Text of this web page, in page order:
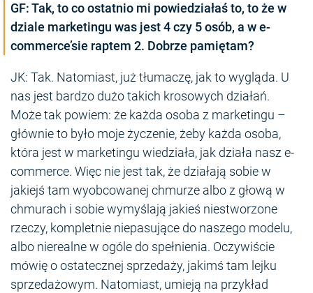
GF: Tak, to co ostatnio mi powiedziałaś to, to że w
dziale marketingu was jest 4 czy 5 osób, a w e-
commerce’sie raptem 2. Dobrze pamiętam?
JK: Tak. Natomiast, już tłumaczę, jak to wygląda. U
nas jest bardzo dużo takich krosowych działań.
Może tak powiem: że każda osoba z marketingu –
głównie to było moje życzenie, żeby każda osoba,
która jest w marketingu wiedziała, jak działa nasz e-
commerce. Więc nie jest tak, że działają sobie w
jakiejś tam wyobcowanej chmurze albo z głową w
chmurach i sobie wymyślają jakieś niestworzone
rzeczy, kompletnie niepasujące do naszego modelu,
albo nierealne w ogóle do spełnienia. Oczywiście
mówię o ostatecznej sprzedaży, jakimś tam lejku
sprzedażowym. Natomiast, umieją na przykład